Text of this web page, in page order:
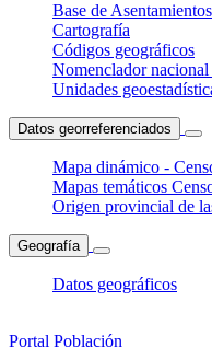
Base de
Cartografía
Códigos geográficos
Nomenclador
Unidades
Datos georreferenciados
Mapa dinámico -
Mapas temáticos
Origen provincial de
Geografía
Datos geográficos
Portal Población